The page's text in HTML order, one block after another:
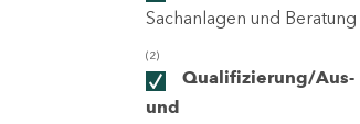
Sachanlagen und Beratung
(2)
Qualifizierung/Aus-
und